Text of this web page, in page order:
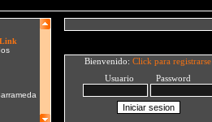
Bienvenido: Click para registrarse
Usuario Password